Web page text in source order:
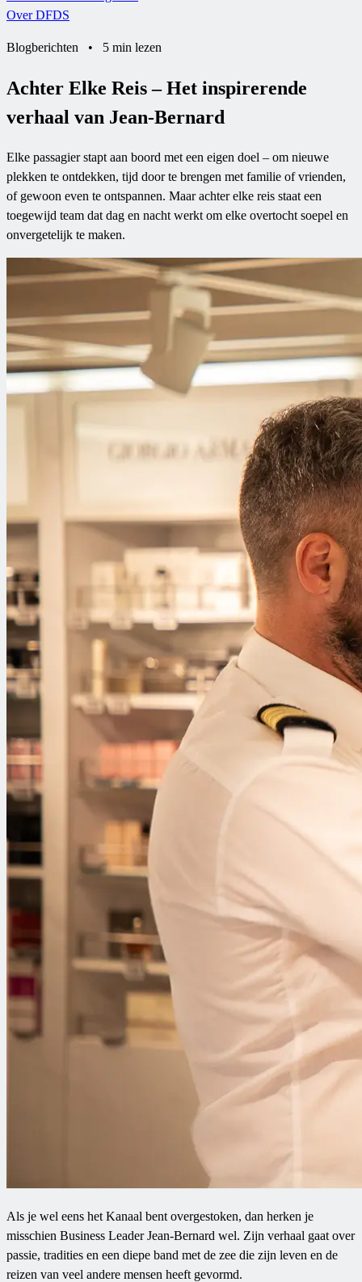
Over DFDS
Blogberichten • 5 min lezen
Achter Elke Reis – Het inspirerende
verhaal van Jean-Bernard
Elke passagier stapt aan boord met een eigen doel – om nieuwe
plekken te ontdekken, tijd door te brengen met familie of vrienden,
of gewoon even te ontspannen. Maar achter elke reis staat een
toegewijd team dat dag en nacht werkt om elke overtocht soepel en
onvergetelijk te maken.
Als je wel eens het Kanaal bent overgestoken, dan herken je
misschien Business Leader Jean-Bernard wel. Zijn verhaal gaat over
passie, tradities en een diepe band met de zee die zijn leven en de
reizen van veel andere mensen heeft gevormd.